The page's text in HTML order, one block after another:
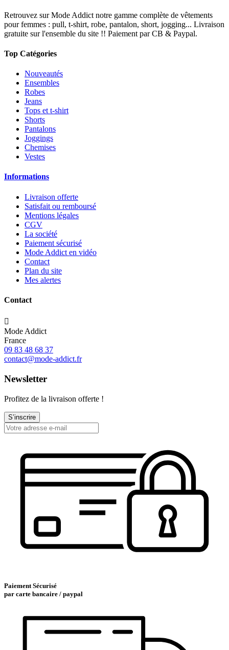
Retrouvez sur Mode Addict notre gamme complète de vêtements
pour femmes : pull, t-shirt, robe, pantalon, short, jogging... Livraison
gratuite sur l'ensemble du site !! Paiement par CB & Paypal.
Top Catégories
Nouveautés
Ensembles
Robes
Jeans
Tops et t-shirt
Shorts
Pantalons
Joggings
Chemises
Vestes
Informations
Livraison offerte
Satisfait ou remboursé
Mentions légales
CGV
La société
Paiement sécurisé
Mode Addict en vidéo
Contact
Plan du site
Mes alertes
Contact

Mode Addict
France
09 83 48 68 37
contact@mode-addict.fr
Newsletter
Profitez de la livraison offerte !
S’inscrire
Paiement Sécurisé
par carte bancaire / paypal